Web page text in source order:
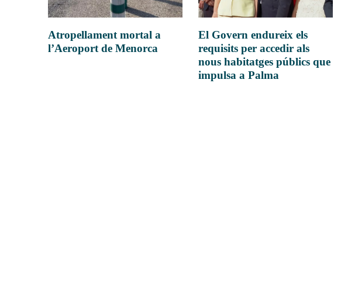
Atropellament mortal a
l’Aeroport de Menorca
El Govern endureix els
requisits per accedir als
nous habitatges públics que
impulsa a Palma